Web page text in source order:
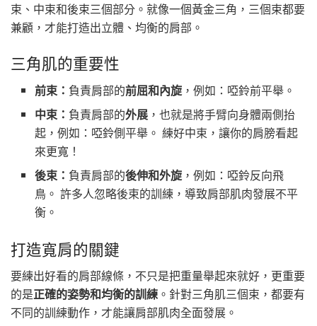
束、中束和後束三個部分。就像一個黃金三角，三個束都要
兼顧，才能打造出立體、均衡的肩部。
三角肌的重要性
前束： 負責肩部的前屈和內旋，例如：啞鈴前平舉。
中束： 負責肩部的外展 ，也就是將手臂向身體兩側抬
起，例如：啞鈴側平舉。 練好中束，讓你的肩膀看起
來更寬！
後束： 負責肩部的後伸和外旋，例如：啞鈴反向飛
鳥。 許多人忽略後束的訓練，導致肩部肌肉發展不平
衡。
打造寬肩的關鍵
要練出好看的肩部線條，不只是把重量舉起來就好，更重要
的是正確的姿勢和均衡的訓練 。針對三角肌三個束，都要有
不同的訓練動作，才能讓肩部肌肉全面發展。